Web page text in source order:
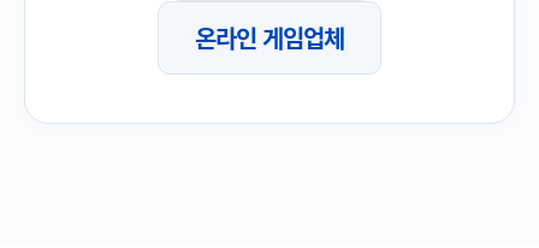
온라인 게임업체